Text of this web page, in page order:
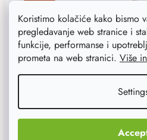
Koristimo kolačiće kako bismo
pregledavanje web stranice i
funkcije, performanse i
prometa na web stranici. Više